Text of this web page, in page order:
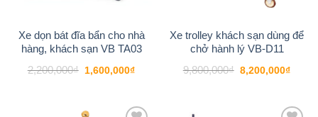
Xe dọn bát đĩa bẩn cho nhà
hàng, khách sạn VB TA03
2,200,000₫
Giá
gốc
1,600,000₫Giá
1,600,000₫.
Xe trolley khách sạn dùng để
chở hành lý VB-D11
9,800,000₫ Giá
gốc
8,200,000₫Giá